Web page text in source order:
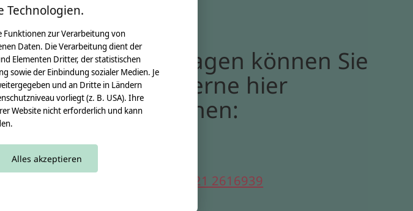
Bei Fragen können Sie
uns gerne hier
erreichen:
0221 2616939
Technologien.
Funktionen zur Verarbeitung von
Daten. Die Verarbeitung dient der
Elementen Dritter, der statistischen
sowie der Einbindung sozialer Medien. Je
und an Dritte in Ländern
vorliegt (z. B. USA). Ihre
Website nicht erforderlich und kann
Alles akzeptieren